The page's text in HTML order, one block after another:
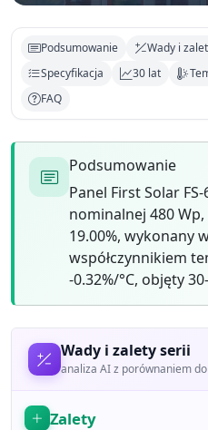
Podsumowanie Wady i
Specyfikacja
30 lat
FAQ
Podsumowanie
Panel First Solar
nominalnej 480
19.00%, wykonany
współczynnikiem
-0.32%/°C, objęty
Wady i zalety serii
analiza AI z porównaniem
Zalety